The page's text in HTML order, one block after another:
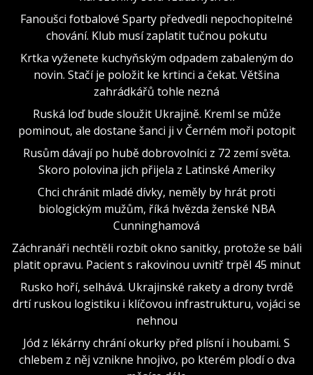
Fanoušci fotbalové Sparty předvedli nepochopitelné
chování. Klub musí zaplatit tučnou pokutu
Krtka vyženete kuchyňským odpadem zabaleným do
novin. Stačí je položit ke krtinci a čekat. Většina
zahrádkářů tohle nezná
Ruská loď bude sloužit Ukrajině. Kreml se může
pominout, ale dostane šanci ji v Černém moři potopit
Rusům dávají po hubě dobrovolníci z 72 zemí světa.
Skoro polovina jich přijela z Latinské Ameriky
Chci chránit mladé dívky, neměly by hrát proti
biologickým mužům, říká hvězda ženské NBA
Cunninghamová
Záchranáři nechtěli rozbít okno sanitky, protože se báli
platit opravu. Pacient s rakovinou uvnitř trpěl 45 minut
Rusko hoří, selhává. Ukrajinské rakety a drony tvrdě
drtí ruskou logistiku i klíčovou infrastrukturu, vojáci se
nehnou
Jód z lékárny chrání okurky před plísní i houbami. S
chlebem z něj vznikne hnojivo, po kterém plodí o dva